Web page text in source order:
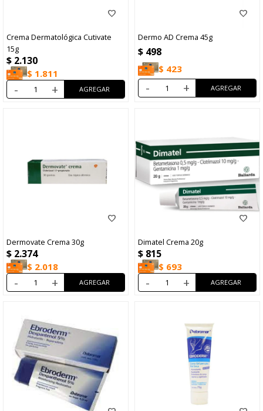
Crema Dermatológica Cutivate
15g
$ 2.130
$ 1.811
- +
Dermo AD Crema 45g
$ 498
$ 423
- +
Dermovate Crema 30g
$ 2.374
$ 2.018
- +
Dimatel Crema 20g
$ 815
$ 693
- +